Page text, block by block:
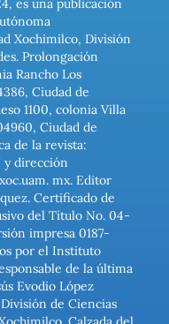
es una publicación
Xochimilco, División
Prolongación
Rancho Los
Ciudad de
1100, colonia Villa
Ciudad de
de la revista:
dirección
mx. Editor
Certificado de
del Título No. 04-
impresa 0187-
por el Instituto
de la última
Evodio López
de Ciencias